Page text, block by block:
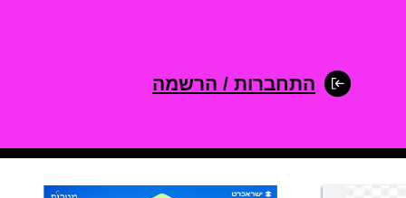
התחברות / הרשמה